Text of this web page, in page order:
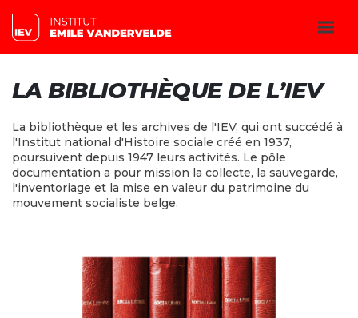
LA BIBLIOTHÈQUE DE L’IEV
La bibliothèque et les archives de l'IEV, qui ont succédé à
l'Institut national d'Histoire sociale créé en 1937,
poursuivent depuis 1947 leurs activités. Le pôle
documentation a pour mission la collecte, la sauvegarde,
l'inventoriage et la mise en valeur du patrimoine du
mouvement socialiste belge.